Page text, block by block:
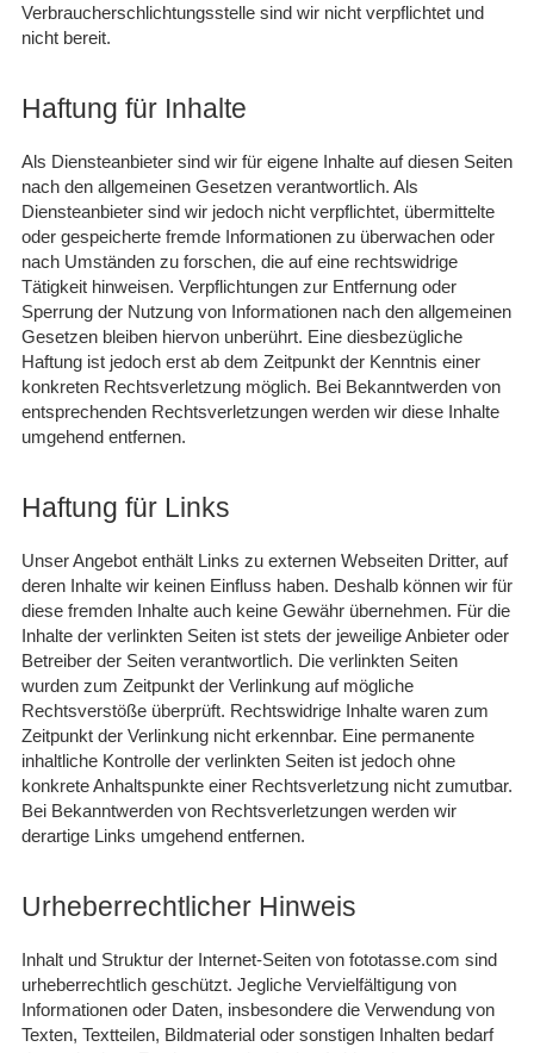
Verbraucherschlichtungsstelle sind wir nicht verpflichtet und
nicht bereit.
Haftung für Inhalte
Als Diensteanbieter sind wir für eigene Inhalte auf diesen Seiten
nach den allgemeinen Gesetzen verantwortlich. Als
Diensteanbieter sind wir jedoch nicht verpflichtet, übermittelte
oder gespeicherte fremde Informationen zu überwachen oder
nach Umständen zu forschen, die auf eine rechtswidrige
Tätigkeit hinweisen. Verpflichtungen zur Entfernung oder
Sperrung der Nutzung von Informationen nach den allgemeinen
Gesetzen bleiben hiervon unberührt. Eine diesbezügliche
Haftung ist jedoch erst ab dem Zeitpunkt der Kenntnis einer
konkreten Rechtsverletzung möglich. Bei Bekanntwerden von
entsprechenden Rechtsverletzungen werden wir diese Inhalte
umgehend entfernen.
Haftung für Links
Unser Angebot enthält Links zu externen Webseiten Dritter, auf
deren Inhalte wir keinen Einfluss haben. Deshalb können wir für
diese fremden Inhalte auch keine Gewähr übernehmen. Für die
Inhalte der verlinkten Seiten ist stets der jeweilige Anbieter oder
Betreiber der Seiten verantwortlich. Die verlinkten Seiten
wurden zum Zeitpunkt der Verlinkung auf mögliche
Rechtsverstöße überprüft. Rechtswidrige Inhalte waren zum
Zeitpunkt der Verlinkung nicht erkennbar. Eine permanente
inhaltliche Kontrolle der verlinkten Seiten ist jedoch ohne
konkrete Anhaltspunkte einer Rechtsverletzung nicht zumutbar.
Bei Bekanntwerden von Rechtsverletzungen werden wir
derartige Links umgehend entfernen.
Urheberrechtlicher Hinweis
Inhalt und Struktur der Internet-Seiten von fototasse.com sind
urheberrechtlich geschützt. Jegliche Vervielfältigung von
Informationen oder Daten, insbesondere die Verwendung von
Texten, Textteilen, Bildmaterial oder sonstigen Inhalten bedarf